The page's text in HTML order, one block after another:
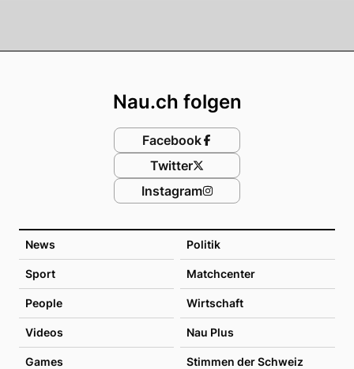
News Politik
Sport Matchcenter
People Wirtschaft
Videos Nau Plus
Games Stimmen der Schweiz
Nau.ch folgen
Facebook
Twitter
Instagram